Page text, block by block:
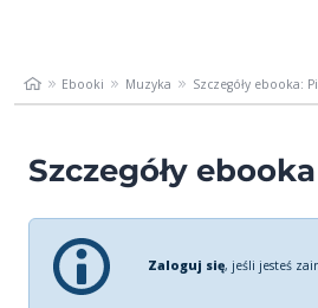
Ebooki Muzyka Szczegóły ebooka:
Szczegóły ebooka
Zaloguj się, jeśli jesteś